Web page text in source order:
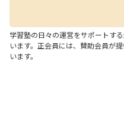
学習塾の日々の運営をサポートす
います。正会員には、賛助会員が
います。